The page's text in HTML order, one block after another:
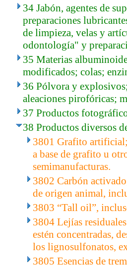
34 Jabón, agentes de
preparaciones
de limpieza, velas y
odontología" y
35 Materias
modificados; colas;
36 Pólvora y
aleaciones pirofóricas;
37 Productos
38 Productos diversos
3801 Grafito
a base de grafito u
semimanufacturas.
3802 Carbón
de origen animal,
3803 “Tall oil”,
3804 Lejías
estén concentradas,
los lignosulfonatos,
3805 Esencias de